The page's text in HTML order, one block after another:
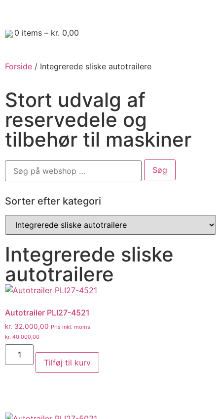
0 items – kr. 0,00
Forside / Integrerede sliske autotrailere
Stort udvalg af
reservedele og
tilbehør til maskiner
Sorter efter kategori
Integrerede sliske
autotrailere
Autotrailer PLI27-4521
kr. 32.000,00 Pris inkl. moms
kr. 40.000,00
Tilføj til kurv